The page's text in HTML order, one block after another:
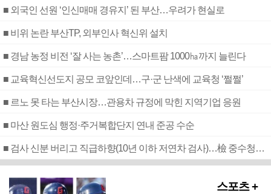
■ 외국인 선원 ‘인신매매 경유지’ 된 부산…우려가 현실로
■ 비위 논란 부산TP, 외부인사 혁신위 설치
■ 경남 농정 비전 ‘잘 사는 농촌’…스마트팜 1000㏊까지 늘린다
■ 교육혁신선도지 공모 코앞인데…구·군 난색에 교육청 ‘쩔쩔’
■ 르노 못 타는 부산시장…관용차 규정에 막힌 지역기업 응원
■ 마산 원도심 행정·주거복합단지 연내 준공 수순
■ 검사 신분 버리고 직급하향(10년 이하 저연차 검사)…檢 중수청행 기피
스포츠 +